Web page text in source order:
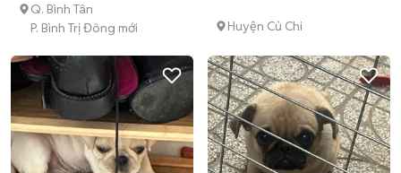
Q. Bình Tân
P. Bình Trị Đông mới
Huyện Củ Chi